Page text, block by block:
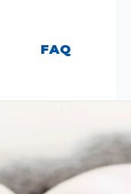
FAQ